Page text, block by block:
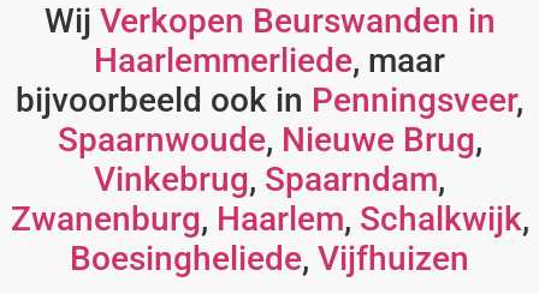
Wij Verkopen Beurswanden in
Haarlemmerliede, maar
bijvoorbeeld ook in Penningsveer,
Spaarnwoude, Nieuwe Brug,
Vinkebrug, Spaarndam,
Zwanenburg, Haarlem, Schalkwijk,
Boesingheliede, Vijfhuizen